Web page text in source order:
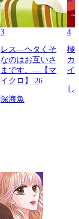
3
レス―ヘタくそ
なのはお互いさ
まです。―【マ
イクロ】 26
深海魚
4
極
カ
イ
し